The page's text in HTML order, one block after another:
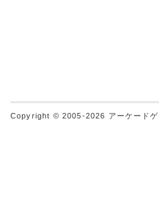
Copyright © 2005-2026 アーケード